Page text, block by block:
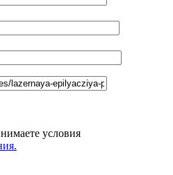
условия